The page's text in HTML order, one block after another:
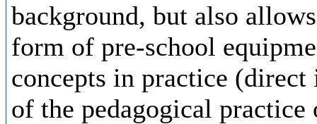
background, but also
form of pre-school
concepts in practice
of the pedagogical